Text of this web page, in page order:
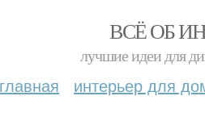
ВСЁ ОБ
лучшие идеи для
главная интерьер для